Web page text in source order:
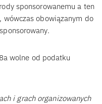
sponsorowanemu a ten
obowiązanym do
wolne od podatku
i grach organizowanych